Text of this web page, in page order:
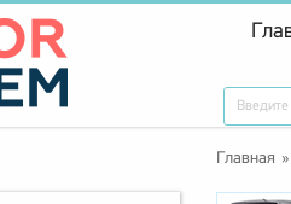
Главная